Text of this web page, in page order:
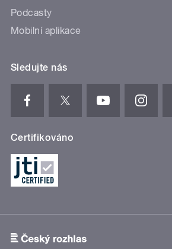
Podcasty
Mobilní aplikace
Sledujte nás
Certifikováno